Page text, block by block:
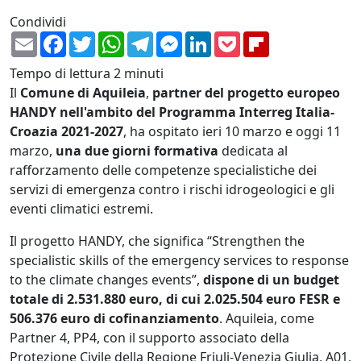
Condividi
EmailFacebook
TwitterWhatsApp
TelegramMessenger
LinkedIn
Pocket
Tempo di lettura 2 minuti
Il Comune di Aquileia, partner del progetto europeo
HANDY nell'ambito del Programma Interreg Italia-
Croazia 2021-2027, ha ospitato ieri 10 marzo e oggi 11
marzo, una due giorni formativa dedicata al
rafforzamento delle competenze specialistiche dei
servizi di emergenza contro i rischi idrogeologici e gli
eventi climatici estremi.
Il progetto HANDY, che significa “Strengthen the
specialistic skills of the emergency services to response
to the climate changes events”, dispone di un budget
totale di 2.531.880 euro, di cui 2.025.504 euro FESR e
506.376 euro di cofinanziamento. Aquileia, come
Partner 4, PP4, con il supporto associato della
Protezione Civile della Regione Friuli-Venezia Giulia, A01,